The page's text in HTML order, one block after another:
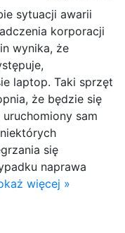
sytuacji awarii
korporacji
wynika, że
laptop. Taki sprzęt
że będzie się
sam
się
naprawa
więcej »